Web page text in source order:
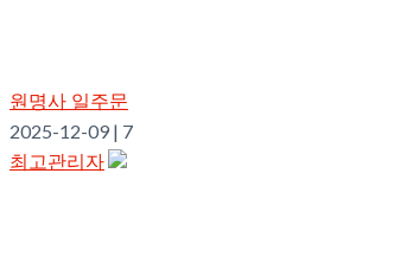
원명사 일주문
2025-12-09 | 7
최고관리자